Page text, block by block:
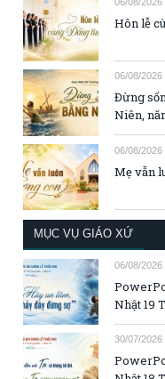
Hôn lễ
06/08/2026
Đừng
Niên,
06/08/2026
Mẹ vẫn
MỤC VỤ GIÁO XỨ
06/08/2026
Nhật 19
30/07/2026